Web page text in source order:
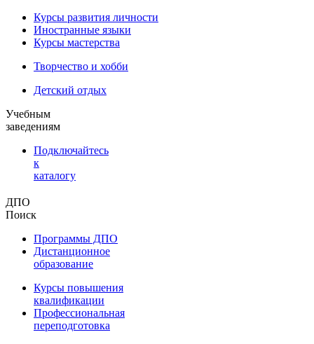
Курсы развития личности
Иностранные языки
Курсы мастерства
Творчество и хобби
Детский отдых
Учебным
заведениям
Подключайтесь
к
каталогу
ДПО
Поиск
Программы ДПО
Дистанционное
образование
Курсы повышения
квалификации
Профессиональная
переподготовка